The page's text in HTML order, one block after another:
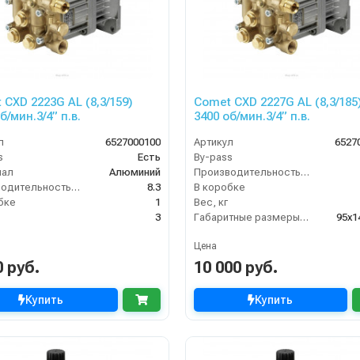
2223G AL (8,3/159)
мин.3/4” п.в.
6527000100
Есть
Алюминий
Производительность (л/мин)
8.3
1
3
руб.
Купить
Comet CXD 2227G AL (8,3/
3400 об/мин.3/4” п.в.
Артикул
By-pass
Производительность (л/мин)
В коробке
Вес, кг
Габаритные размеры, мм
Цена
10 000 руб.
Купить